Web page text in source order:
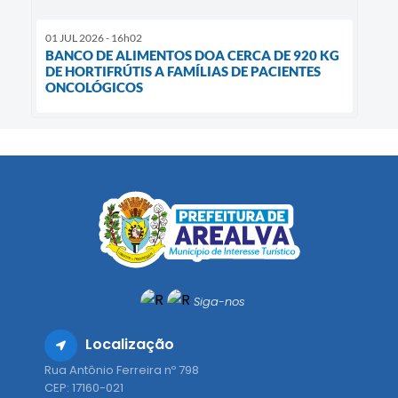
01 JUL 2026 - 16h02
BANCO DE ALIMENTOS DOA CERCA DE 920 KG
DE HORTIFRÚTIS A FAMÍLIAS DE PACIENTES
ONCOLÓGICOS
Siga-nos
Localização
Rua Antônio Ferreira nº 798
CEP: 17160-021